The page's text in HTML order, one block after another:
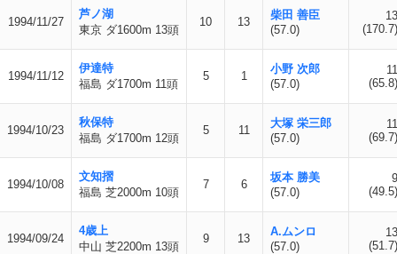
1994/11/27
芦ノ湖
東京 ダ1600m 13頭
10 13
柴田 善臣
(57.0)
13
(170.7)
1994/11/12
伊達特
福島 ダ1700m 11頭
5 1
小野 次郎
(57.0)
11
(65.8)
1994/10/23
秋保特
福島 ダ1700m 12頭
5 11
大塚 栄三郎
(57.0)
11
(69.7)
1994/10/08
文知摺
福島 芝2000m 10頭
7 6
坂本 勝美
(57.0)
9
(49.5)
1994/09/24
4歳上
中山 芝2200m 13頭
9 13
A.ムンロ
(57.0)
13
(51.7)